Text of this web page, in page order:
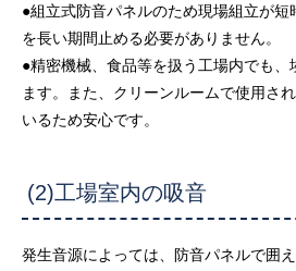
●組立式防音パネルのため現場組立が短
を長い期間止める必要がありません。
●精密機械、食品等を扱う工場内でも、
ます。また、クリーンルームで使用さ
いるため安心です。
(2)工場室内の吸音
発生音源によっては、防音パネルで囲